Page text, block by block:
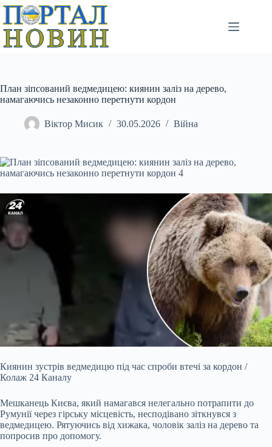
Перейти
вмісту
План зіпсований ведмедицею: киянин заліз на дерево,
намагаючись незаконно перетнути кордон
Віктор Мисик 30.05.2026 Війна
Киянин зустрів ведмедицю під час спроби втечі за кордон /
Колаж 24 Каналу
Мешканець Києва, який намагався нелегально потрапити до
Румунії через гірську місцевість, несподівано зіткнувся з
ведмедицею. Рятуючись від хижака, чоловік заліз на дерево та
попросив про допомогу.